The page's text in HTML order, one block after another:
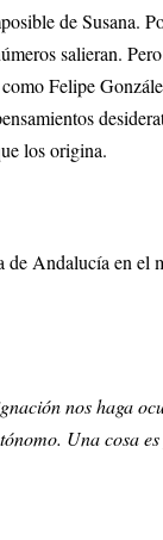
de Susana.
salieran.
Felipe
los origina.
de Andalucía en
nos haga
Una cosa